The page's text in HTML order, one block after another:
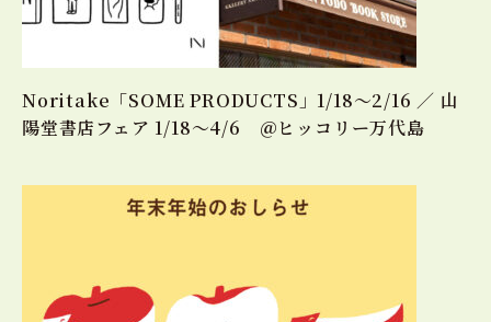
Noritake「SOME PRODUCTS」1/18～2/16 ／ 山
陽堂書店フェア 1/18～4/6 ＠ヒッコリー万代島